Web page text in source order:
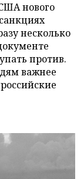
нового
несколько
против.
важнее